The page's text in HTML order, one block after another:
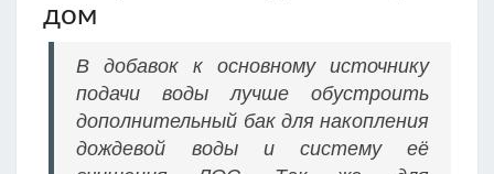
дом
В добавок к основному источнику
подачи воды лучше обустроить
дополнительный бак для накопления
дождевой воды и систему её